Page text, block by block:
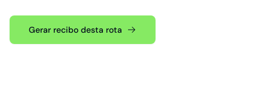
Gerar recibo desta rota